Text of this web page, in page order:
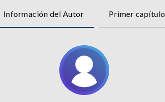
Información del Autor Primer capítulo